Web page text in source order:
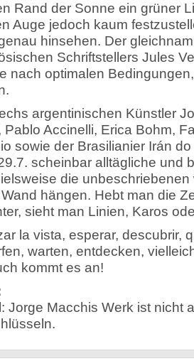
Rand der Sonne ein grüner
Auge jedoch kaum
hinsehen. Der
Schriftstellers Jules
nach optimalen
argentinischen Künstler
Pablo Accinelli, Erica Bohm,
sowie der Brasilianier Irán
scheinbar alltägliche und
die
hängen. Hebt man die
sieht man Linien, Karos
la vista, esperar, descubrir,
warten, entdecken,
kommt es an!
Jorge Macchis Werk ist nicht